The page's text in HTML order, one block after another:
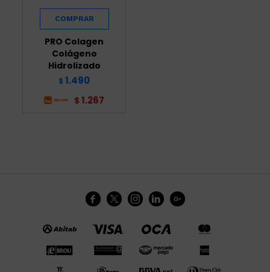
PRO Colagen
Colágeno
Hidrolizado
$ 1.490
$ 1.267
    